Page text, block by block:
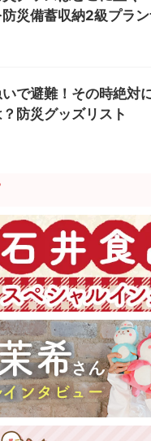
防災備蓄収納2級プラ
で避難！その時絶対
？防災グッズリスト